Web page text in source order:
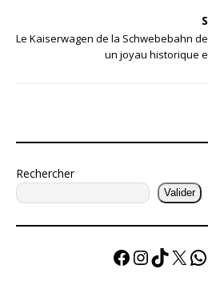
Le Kaiserwagen de la Schwebebahn
un joyau historique
Rechercher
Valider